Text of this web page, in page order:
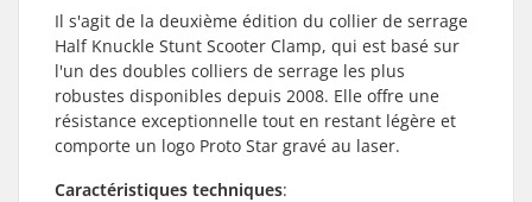
Il s'agit de la deuxième édition du collier de serrage
Half Knuckle Stunt Scooter Clamp, qui est basé sur
l'un des doubles colliers de serrage les plus
robustes disponibles depuis 2008. Elle offre une
résistance exceptionnelle tout en restant légère et
comporte un logo Proto Star gravé au laser.
Caractéristiques techniques: